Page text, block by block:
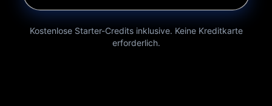
Kostenlose Starter-Credits inklusive. Keine Kreditkarte
erforderlich.